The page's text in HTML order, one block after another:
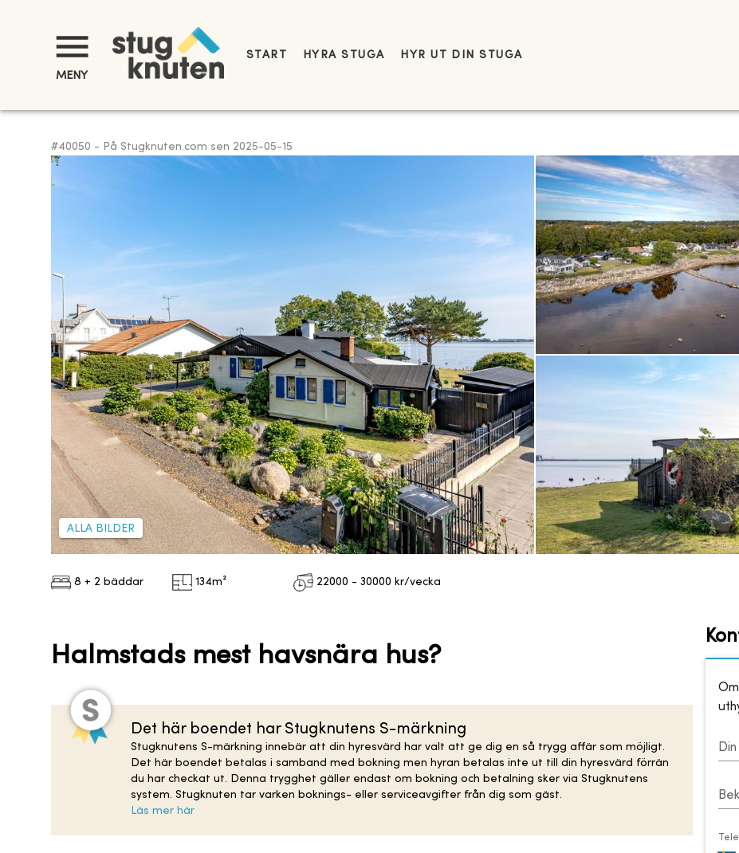
MENY
START HYRA STUGA HYR UT DIN STUGA
#40050 - På Stugknuten.com sen 2025-05-15
ALLA BILDER
8 + 2 bäddar 134m² 22000 - 30000 kr/vecka
Halmstads mest havsnära hus?
Det här boendet har Stugknutens S-märkning
Stugknutens S-märkning innebär att din hyresvärd har valt att ge dig en så trygg affär som möjligt.
Det här boendet betalas i samband med bokning men hyran betalas inte ut till din hyresvärd förrän
du har checkat ut. Denna trygghet gäller endast om bokning och betalning sker via Stugknutens
system. Stugknuten tar varken boknings- eller serviceavgifter från dig som gäst.
Läs mer här